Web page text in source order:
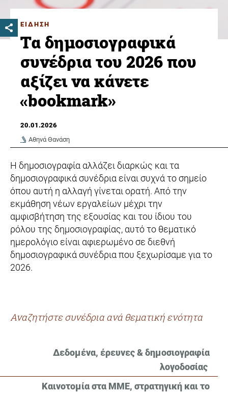
ΕΙΔΗΣΗ
Τα δημοσιογραφικά
συνέδρια του 2026 που
αξίζει να κάνετε
«bookmark»
20.01.2026
Αθηνά Θανάση
Η δημοσιογραφία αλλάζει διαρκώς και τα
δημοσιογραφικά συνέδρια είναι συχνά το σημείο
όπου αυτή η αλλαγή γίνεται ορατή. Από την
εκμάθηση νέων εργαλείων μέχρι την
αμφισβήτηση της εξουσίας και του ίδιου του
ρόλου της δημοσιογραφίας, αυτό το θεματικό
ημερολόγιο είναι αφιερωμένο σε διεθνή
δημοσιογραφικά συνέδρια που ξεχωρίσαμε για το
2026.
Αναζητήστε συνέδρια ανά θεματική ενότητα
Δεδομένα, έρευνες & δημοσιογραφία
λογοδοσίας
Καινοτομία στα ΜΜΕ, στρατηγική και το